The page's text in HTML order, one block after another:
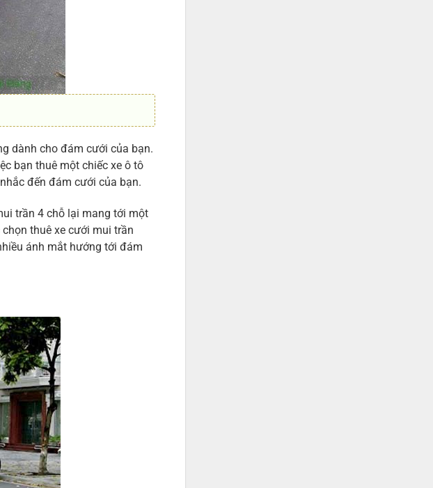
dành cho đám cưới của bạn.
bạn thuê một chiếc xe ô tô
đến đám cưới của bạn.
trần 4 chỗ lại mang tới một
thuê xe cưới mui trần
ánh mắt hướng tới đám